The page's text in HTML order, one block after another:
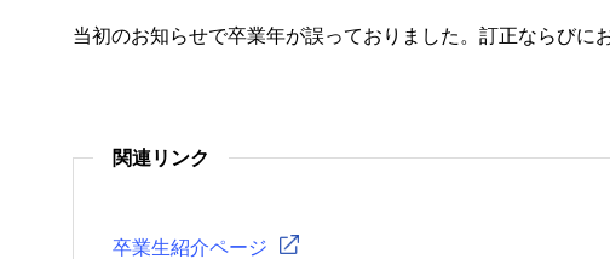
当初のお知らせで卒業年が誤っておりました。訂正ならびに
関連リンク
卒業生紹介ページ